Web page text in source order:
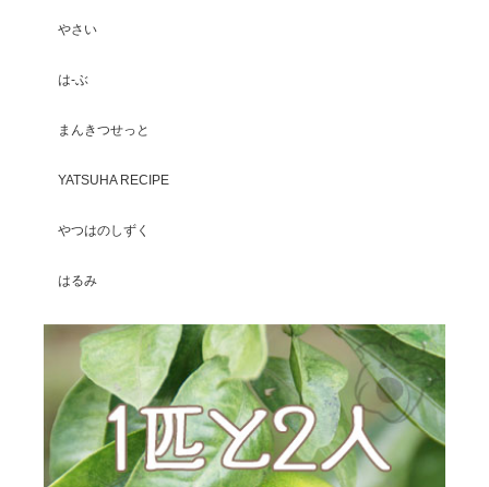
やさい
は-ぶ
まんきつせっと
YATSUHA RECIPE
やつはのしずく
はるみ